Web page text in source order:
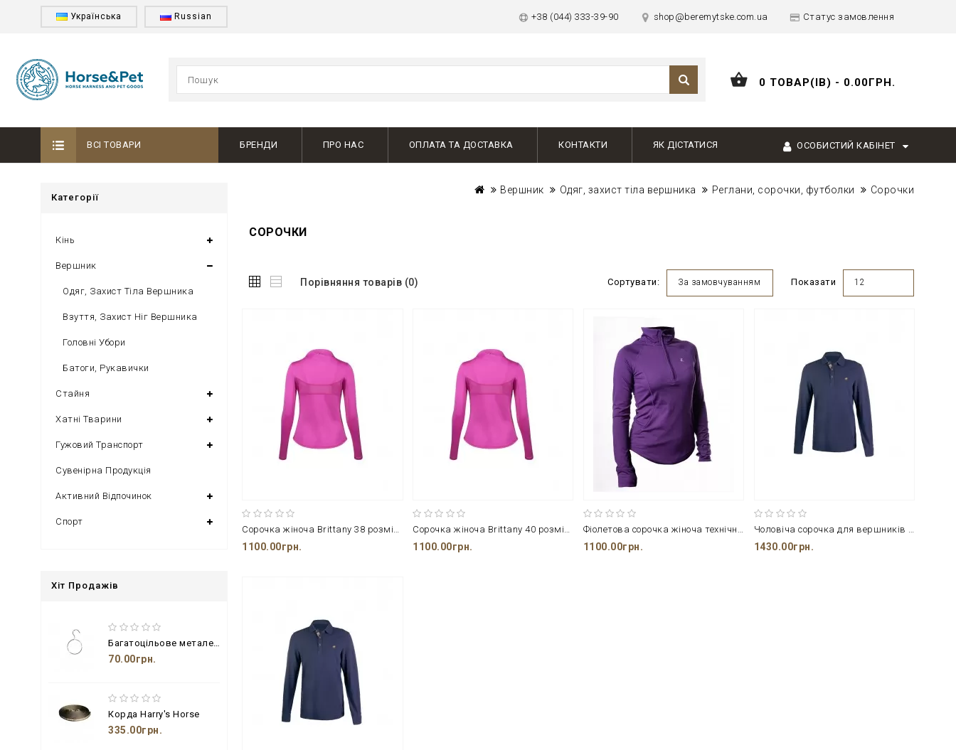
Українська Russian +38 (044) 333-39-90 shop@beremytske.com.ua Статус замовлення
0 ТОВАР(ІВ) - 0.00ГРН.
ВСІ ТОВАРИ БРЕНДИ ПРО НАС ОПЛАТА ТА ДОСТАВКА КОНТАКТИ ЯК ДІСТАТИСЯ ОСОБИСТИЙ КАБІНЕТ
Категорії
Кінь
Вершник
Одяг, Захист Тіла Вершника
Взуття, Захист Ніг Вершника
Головні Убори
Батоги, Рукавички
Стайня
Хатні Тварини
Гужовий Транспорт
Сувенірна Продукція
Активний Відпочинок
Спорт
Хіт Продажів
Багатоцільове металеве кільце з гачком
70.00грн.
Корда Harry's Horse
335.00грн.
Вершник Одяг, захист тіла вершника Реглани, сорочки, футболки Сорочки
СОРОЧКИ
Порівняння товарів (0) Сортувати: За замовчуванням Показати 12
Сорочка жіноча Brittany 38 розміру
1100.00грн.
Сорочка жіноча Brittany 40 розміру
1100.00грн.
Фіолетова сорочка жіноча технічна Andie 34 розміру
1100.00грн.
Чоловіча сорочка для вершників Kingston розміру XL
1430.00грн.